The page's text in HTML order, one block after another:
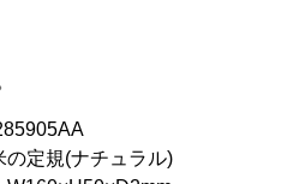
の定規(ナチュラル)